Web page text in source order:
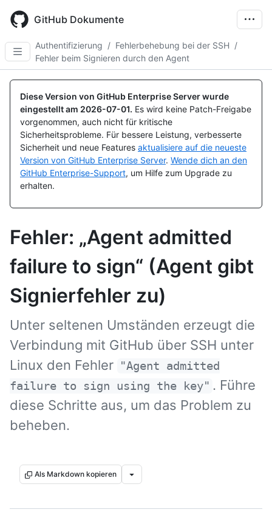
main
content
GitHub Dokumente
Authentifizierung / Fehlerbehebung bei der SSH /
Fehler beim Signieren durch den Agent
Diese Version von GitHub Enterprise Server wurde
eingestellt am 2026-07-01. Es wird keine Patch-Freigabe
vorgenommen, auch nicht für kritische
Sicherheitsprobleme. Für bessere Leistung, verbesserte
Sicherheit und neue Features aktualisiere auf die neueste
Version von GitHub Enterprise Server. Wende dich an den
GitHub Enterprise-Support, um Hilfe zum Upgrade zu
erhalten.
Fehler: „Agent admitted
failure to sign“ (Agent gibt
Signierfehler zu)
Unter seltenen Umständen erzeugt die
Verbindung mit GitHub über SSH unter
Linux den Fehler
"Agent admitted
failure to sign using the key" . Führe
diese Schritte aus, um das Problem zu
beheben.
Als Markdown kopieren